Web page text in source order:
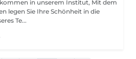
legen Sie Ihre Schönheit in die
Te...